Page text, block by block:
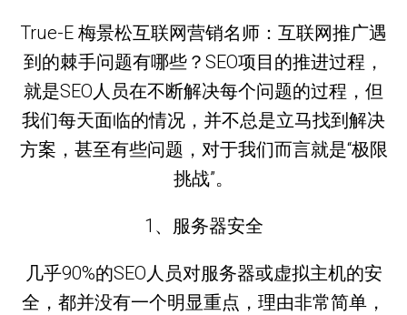
True-E 梅景松互联网营销名师：互联网推广遇
到的棘手问题有哪些？SEO项目的推进过程，
就是SEO人员在不断解决每个问题的过程，但
我们每天面临的情况，并不总是立马找到解决
方案，甚至有些问题，对于我们而言就是“极限
挑战”。
1、服务器安全
几乎90%的SEO人员对服务器或虚拟主机的安
全，都并没有一个明显重点，理由非常简单，